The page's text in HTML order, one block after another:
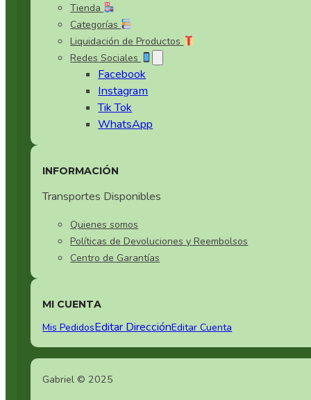
Utensilios de Cocina Set 13
Utensilios de Cocina Set 14
Cerámica Especial Oscura
Cerámica Especial Tornasol
Cerámica Especial Verde
Cerámica Estilo Japones
Cerámica Verde
Otras Cerámicas
Set de Cerámica Negra
Tienda
Categorías
Liquidación de Productos
Redes Sociales
Facebook
Instagram
Tik Tok
WhatsApp
INFORMACIÓN
Transportes Disponibles
Quienes somos
Políticas de Devoluciones y Reembolsos
Centro de Garantías
MI CUENTA
Mis PedidosEditar DirecciónEditar Cuenta
Gabriel © 2025